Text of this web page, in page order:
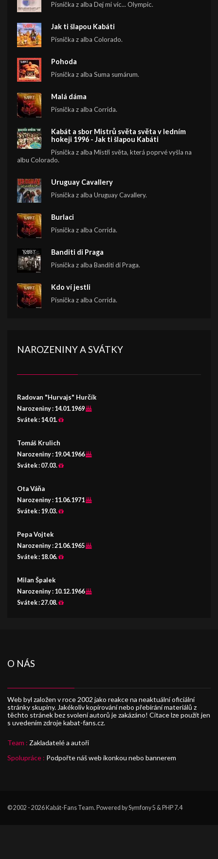
Písnička z alba Dej mi víc... Olympic.
Jak ti šlapou Kabáti
Písnička z alba Colorado.
Pohoda
Písnička z alba Suma sumárum.
Malá dáma
Písnička z alba Corrida.
Kabát a sbor Mistrů světa světa v ledním
hokeji 1996 - Jak ti šlapou Kabáti
Písnička z alba Mistři světa, která poprvé vyšla na
albu Colorado.
Uruguay Cavallery
Písnička z alba Uruguay Cavallery.
Burlaci
Písnička z alba Corrida.
Banditi di Praga
Písnička z alba Banditi di Praga.
Kdo ví jestli
Písnička z alba Corrida.
NAROZENINY A SVÁTKY
Radovan "Hurvajs" Hurčík
Narozeniny : 14.01.1969
Svátek : 14.01.
Tomáš Krulich
Narozeniny : 19.04.1966
Svátek : 07.03.
Ota Váňa
Narozeniny : 11.06.1971
Svátek : 19.03.
Pepa Vojtek
Narozeniny :21.06.1965
Svátek : 18.06.
Milan Špalek
Narozeniny : 10.12.1966
Svátek :27.08.
O NÁS
Web byl založen v roce 2002 jako reakce na neaktuální oficiální
stránky skupiny. Jakékoliv kopírování nebo přebírání materiálů z
těchto stránek bez svolení autorů je zakázáno! Citace lze použít jen
s uvedením zdroje kabat-fans.cz.
Team : Zakladatelé a autoři
Spolupráce : Podpořte náš web ikonkou nebo bannerem
© 2002 - 2026 Kabát-Fans Team. Powered by Symfony 5 & PHP 7.4